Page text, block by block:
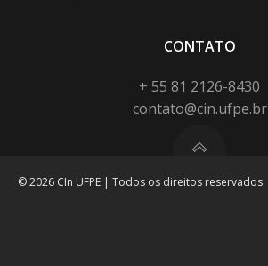
CONTATO
+ 55 81 2126-8430
contato@cin.ufpe.br
© 2026 CIn UFPE | Todos os direitos reservados